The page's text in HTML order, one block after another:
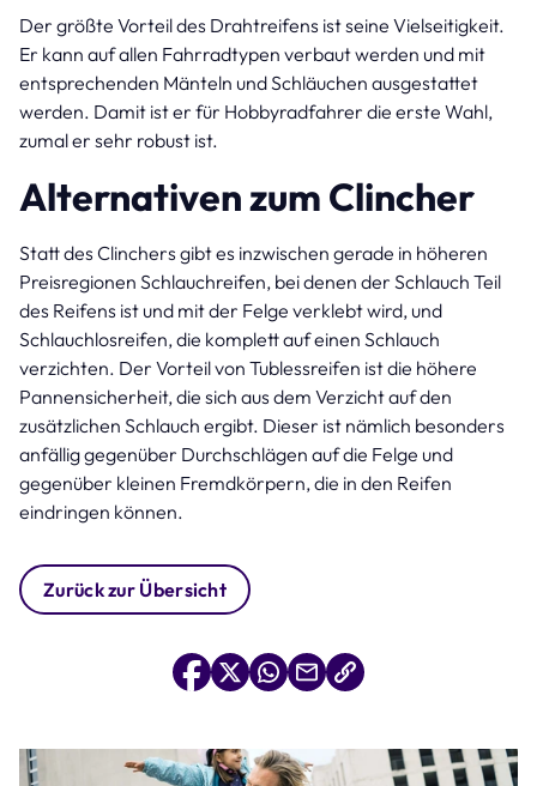
Der größte Vorteil des Drahtreifens ist seine Vielseitigkeit.
Er kann auf allen Fahrradtypen verbaut werden und mit
entsprechenden Mänteln und Schläuchen ausgestattet
werden. Damit ist er für Hobbyradfahrer die erste Wahl,
zumal er sehr robust ist.
Alternativen zum Clincher
Statt des Clinchers gibt es inzwischen gerade in höheren
Preisregionen Schlauchreifen, bei denen der Schlauch Teil
des Reifens ist und mit der Felge verklebt wird, und
Schlauchlosreifen, die komplett auf einen Schlauch
verzichten. Der Vorteil von Tublessreifen ist die höhere
Pannensicherheit, die sich aus dem Verzicht auf den
zusätzlichen Schlauch ergibt. Dieser ist nämlich besonders
anfällig gegenüber Durchschlägen auf die Felge und
gegenüber kleinen Fremdkörpern, die in den Reifen
eindringen können.
Zurück zur Übersicht